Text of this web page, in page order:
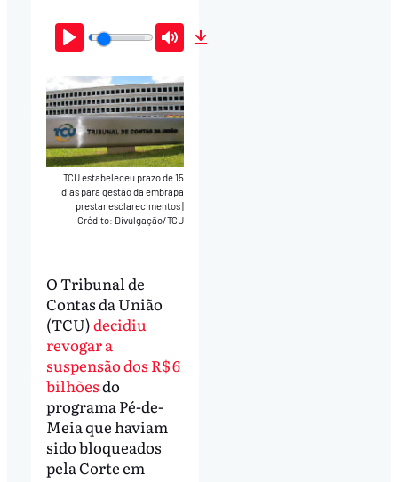
Play Mute
TCU estabeleceu prazo de 15
dias para gestão da embrapa
prestar esclarecimentos
Crédito: Divulgação/TCU
O Tribunal de
Contas da União
(TCU)decidiu
revogar a
suspensão dos R$ 6
bilhõesdo
programa Pé-de-
Meia que haviam
sido bloqueados
pela Corte em